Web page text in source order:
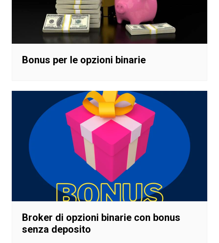
Bonus per le opzioni binarie
Broker di opzioni binarie con bonus
senza deposito